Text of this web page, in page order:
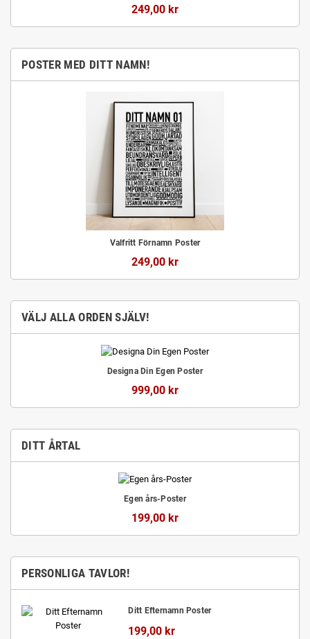
249,00 kr
POSTER MED DITT NAMN!
Valfritt Förnamn Poster
249,00 kr
VÄLJ ALLA ORDEN SJÄLV!
Designa Din Egen Poster
999,00 kr
DITT ÅRTAL
Egen års-Poster
199,00 kr
PERSONLIGA TAVLOR!
Ditt Efternamn Poster
199,00 kr